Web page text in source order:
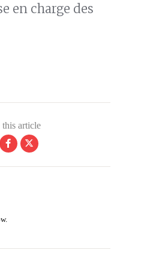
en charge des
this article